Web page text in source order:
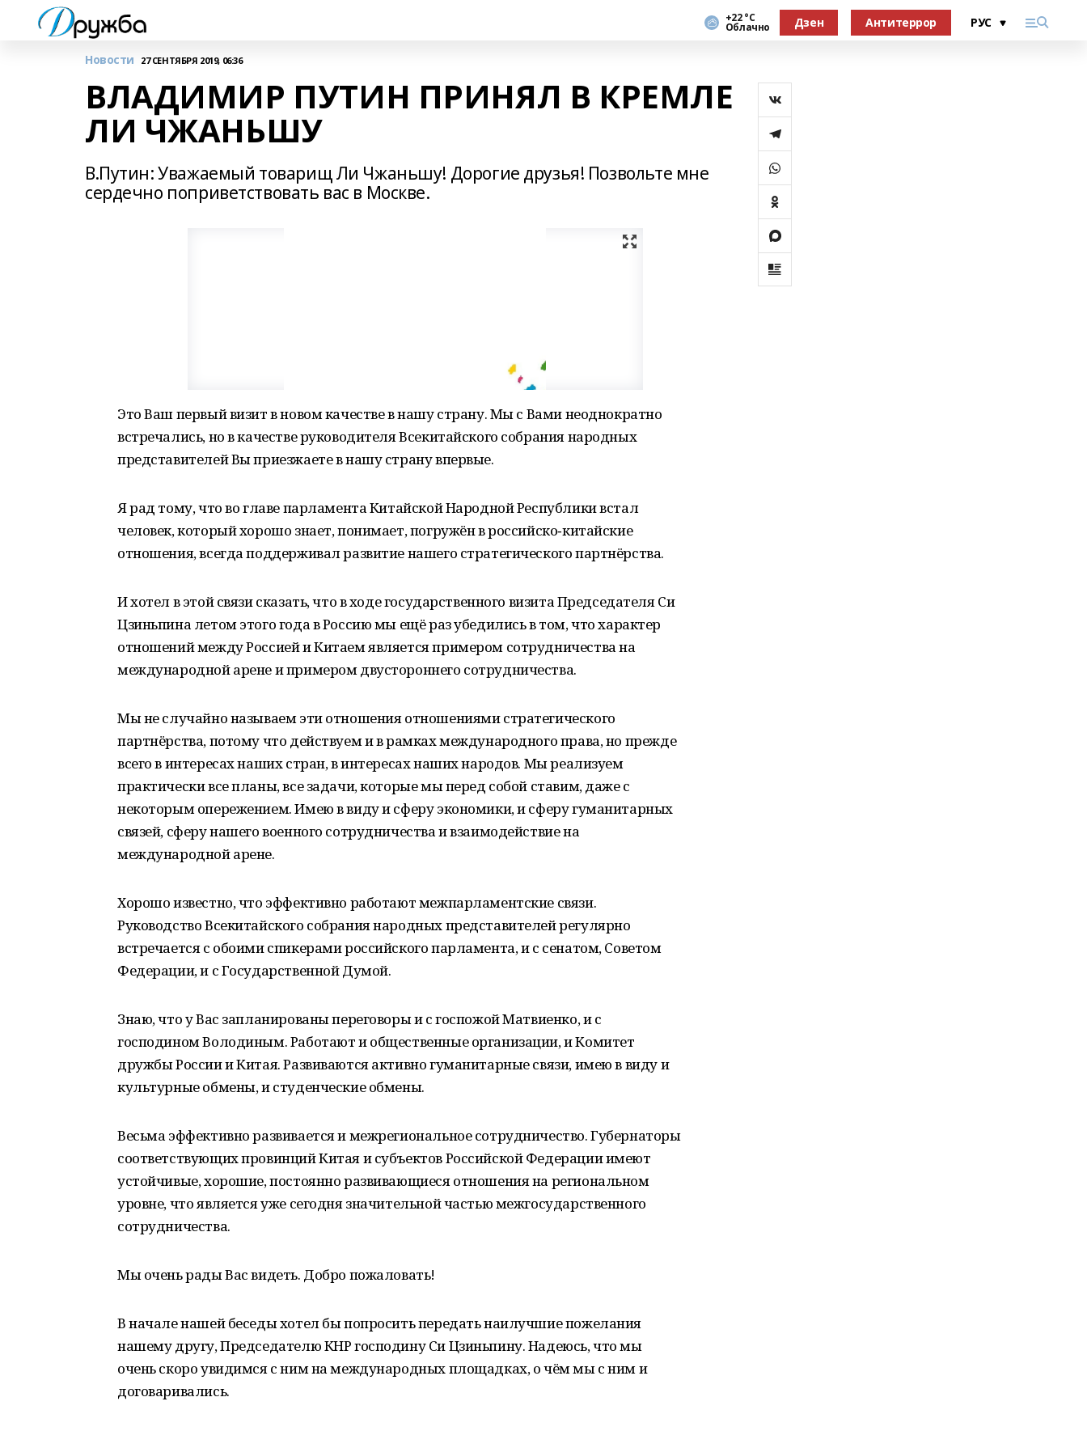
+22 °С
Облачно Дзен Антитеррор
Новости 27 СЕНТЯБРЯ 2019, 06:36
ВЛАДИМИР ПУТИН ПРИНЯЛ В КРЕМЛЕ
ЛИ ЧЖАНЬШУ
В.Путин: Уважаемый товарищ Ли Чжаньшу! Дорогие друзья! Позвольте мне
сердечно поприветствовать вас в Москве.
Это Ваш первый визит в новом качестве в нашу страну. Мы с Вами неоднократно
встречались, но в качестве руководителя Всекитайского собрания народных
представителей Вы приезжаете в нашу страну впервые.
Я рад тому, что во главе парламента Китайской Народной Республики встал
человек, который хорошо знает, понимает, погружён в российско‑китайские
отношения, всегда поддерживал развитие нашего стратегического партнёрства.
И хотел в этой связи сказать, что в ходе государственного визита Председателя Си
Цзиньпина летом этого года в Россию мы ещё раз убедились в том, что характер
отношений между Россией и Китаем является примером сотрудничества на
международной арене и примером двустороннего сотрудничества.
Мы не случайно называем эти отношения отношениями стратегического
партнёрства, потому что действуем и в рамках международного права, но прежде
всего в интересах наших стран, в интересах наших народов. Мы реализуем
практически все планы, все задачи, которые мы перед собой ставим, даже с
некоторым опережением. Имею в виду и сферу экономики, и сферу гуманитарных
связей, сферу нашего военного сотрудничества и взаимодействие на
международной арене.
Хорошо известно, что эффективно работают межпарламентские связи.
Руководство Всекитайского собрания народных представителей регулярно
встречается с обоими спикерами российского парламента, и с сенатом, Советом
Федерации, и с Государственной Думой.
Знаю, что у Вас запланированы переговоры и с госпожой Матвиенко, и с
господином Володиным. Работают и общественные организации, и Комитет
дружбы России и Китая. Развиваются активно гуманитарные связи, имею в виду и
культурные обмены, и студенческие обмены.
Весьма эффективно развивается и межрегиональное сотрудничество. Губернаторы
соответствующих провинций Китая и субъектов Российской Федерации имеют
устойчивые, хорошие, постоянно развивающиеся отношения на региональном
уровне, что является уже сегодня значительной частью межгосударственного
сотрудничества.
Мы очень рады Вас видеть. Добро пожаловать!
В начале нашей беседы хотел бы попросить передать наилучшие пожелания
нашему другу, Председателю КНР господину Си Цзиньпину. Надеюсь, что мы
очень скоро увидимся с ним на международных площадках, о чём мы с ним и
договаривались.